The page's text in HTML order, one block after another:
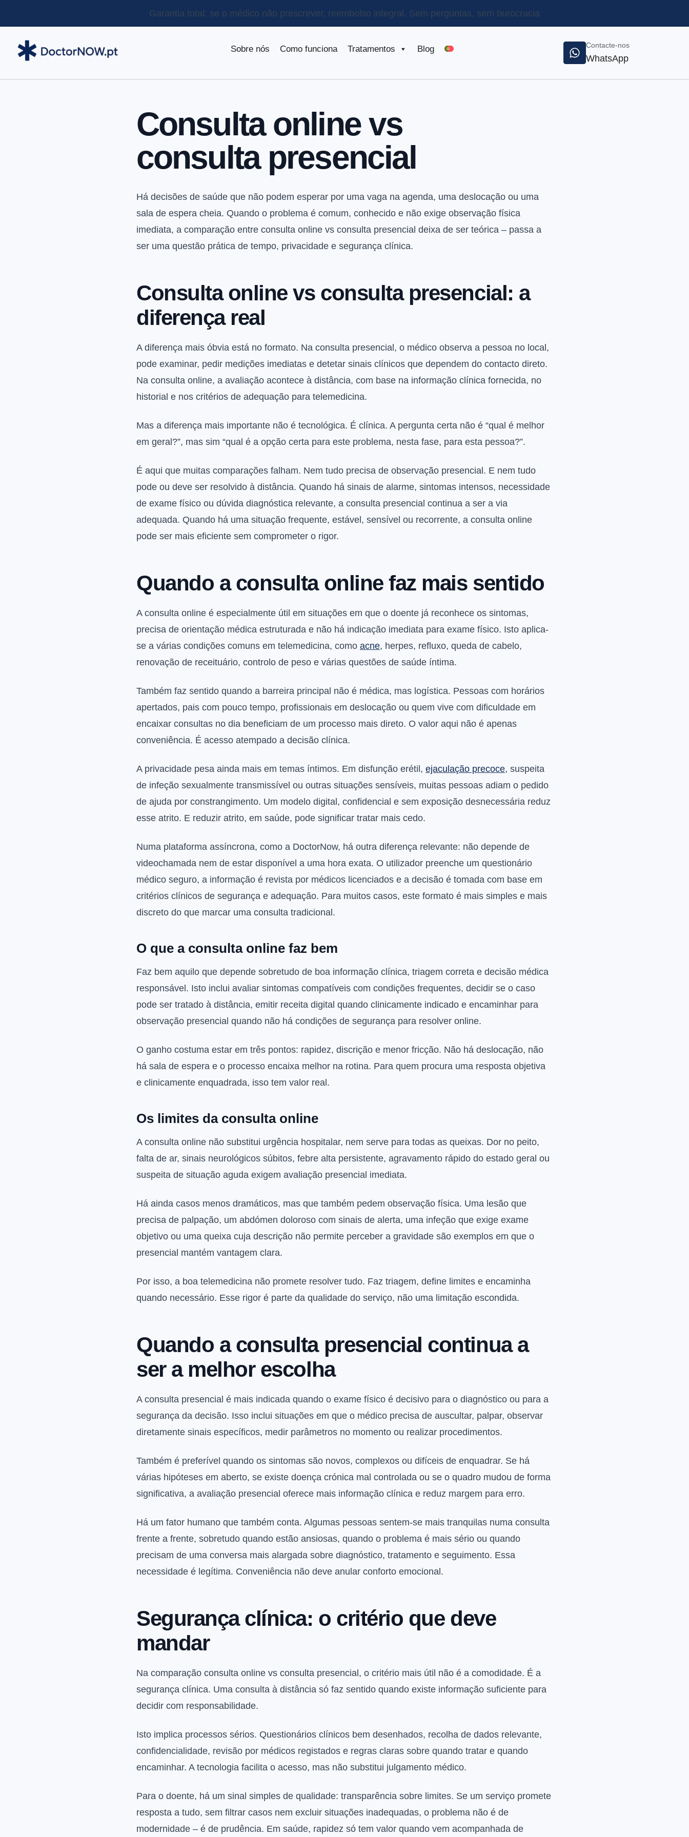
Garantia total: se o médico não prescrever, reembolso integral. Sem perguntas, sem burocracia
Sobre nós Como funciona Tratamentos Blog Contacte-nos
WhatsApp
Consulta online vs
consulta presencial
Há decisões de saúde que não podem esperar por uma vaga na agenda, uma deslocação ou uma
sala de espera cheia. Quando o problema é comum, conhecido e não exige observação física
imediata, a comparação entre consulta online vs consulta presencial deixa de ser teórica – passa a
ser uma questão prática de tempo, privacidade e segurança clínica.
Consulta online vs consulta presencial: a
diferença real
A diferença mais óbvia está no formato. Na consulta presencial, o médico observa a pessoa no local,
pode examinar, pedir medições imediatas e detetar sinais clínicos que dependem do contacto direto.
Na consulta online, a avaliação acontece à distância, com base na informação clínica fornecida, no
historial e nos critérios de adequação para telemedicina.
Mas a diferença mais importante não é tecnológica. É clínica. A pergunta certa não é “qual é melhor
em geral?”, mas sim “qual é a opção certa para este problema, nesta fase, para esta pessoa?”.
É aqui que muitas comparações falham. Nem tudo precisa de observação presencial. E nem tudo
pode ou deve ser resolvido à distância. Quando há sinais de alarme, sintomas intensos, necessidade
de exame físico ou dúvida diagnóstica relevante, a consulta presencial continua a ser a via
adequada. Quando há uma situação frequente, estável, sensível ou recorrente, a consulta online
pode ser mais eficiente sem comprometer o rigor.
Quando a consulta online faz mais sentido
A consulta online é especialmente útil em situações em que o doente já reconhece os sintomas,
precisa de orientação médica estruturada e não há indicação imediata para exame físico. Isto aplica-
se a várias condições comuns em telemedicina, como acne, herpes, refluxo, queda de cabelo,
renovação de receituário, controlo de peso e várias questões de saúde íntima.
Também faz sentido quando a barreira principal não é médica, mas logística. Pessoas com horários
apertados, pais com pouco tempo, profissionais em deslocação ou quem vive com dificuldade em
encaixar consultas no dia beneficiam de um processo mais direto. O valor aqui não é apenas
conveniência. É acesso atempado a decisão clínica.
A privacidade pesa ainda mais em temas íntimos. Em disfunção erétil, ejaculação precoce, suspeita
de infeção sexualmente transmissível ou outras situações sensíveis, muitas pessoas adiam o pedido
de ajuda por constrangimento. Um modelo digital, confidencial e sem exposição desnecessária reduz
esse atrito. E reduzir atrito, em saúde, pode significar tratar mais cedo.
Numa plataforma assíncrona, como a DoctorNow, há outra diferença relevante: não depende de
videochamada nem de estar disponível a uma hora exata. O utilizador preenche um questionário
médico seguro, a informação é revista por médicos licenciados e a decisão é tomada com base em
critérios clínicos de segurança e adequação. Para muitos casos, este formato é mais simples e mais
discreto do que marcar uma consulta tradicional.
O que a consulta online faz bem
Faz bem aquilo que depende sobretudo de boa informação clínica, triagem correta e decisão médica
responsável. Isto inclui avaliar sintomas compatíveis com condições frequentes, decidir se o caso
pode ser tratado à distância, emitir receita digital quando clinicamente indicado e encaminhar para
observação presencial quando não há condições de segurança para resolver online.
O ganho costuma estar em três pontos: rapidez, discrição e menor fricção. Não há deslocação, não
há sala de espera e o processo encaixa melhor na rotina. Para quem procura uma resposta objetiva
e clinicamente enquadrada, isso tem valor real.
Os limites da consulta online
A consulta online não substitui urgência hospitalar, nem serve para todas as queixas. Dor no peito,
falta de ar, sinais neurológicos súbitos, febre alta persistente, agravamento rápido do estado geral ou
suspeita de situação aguda exigem avaliação presencial imediata.
Há ainda casos menos dramáticos, mas que também pedem observação física. Uma lesão que
precisa de palpação, um abdómen doloroso com sinais de alerta, uma infeção que exige exame
objetivo ou uma queixa cuja descrição não permite perceber a gravidade são exemplos em que o
presencial mantém vantagem clara.
Por isso, a boa telemedicina não promete resolver tudo. Faz triagem, define limites e encaminha
quando necessário. Esse rigor é parte da qualidade do serviço, não uma limitação escondida.
Quando a consulta presencial continua a
ser a melhor escolha
A consulta presencial é mais indicada quando o exame físico é decisivo para o diagnóstico ou para a
segurança da decisão. Isso inclui situações em que o médico precisa de auscultar, palpar, observar
diretamente sinais específicos, medir parâmetros no momento ou realizar procedimentos.
Também é preferível quando os sintomas são novos, complexos ou difíceis de enquadrar. Se há
várias hipóteses em aberto, se existe doença crónica mal controlada ou se o quadro mudou de forma
significativa, a avaliação presencial oferece mais informação clínica e reduz margem para erro.
Há um fator humano que também conta. Algumas pessoas sentem-se mais tranquilas numa consulta
frente a frente, sobretudo quando estão ansiosas, quando o problema é mais sério ou quando
precisam de uma conversa mais alargada sobre diagnóstico, tratamento e seguimento. Essa
necessidade é legítima. Conveniência não deve anular conforto emocional.
Segurança clínica: o critério que deve
mandar
Na comparação consulta online vs consulta presencial, o critério mais útil não é a comodidade. É a
segurança clínica. Uma consulta à distância só faz sentido quando existe informação suficiente para
decidir com responsabilidade.
Isto implica processos sérios. Questionários clínicos bem desenhados, recolha de dados relevante,
confidencialidade, revisão por médicos registados e regras claras sobre quando tratar e quando
encaminhar. A tecnologia facilita o acesso, mas não substitui julgamento médico.
Para o doente, há um sinal simples de qualidade: transparência sobre limites. Se um serviço promete
resposta a tudo, sem filtrar casos nem excluir situações inadequadas, o problema não é de
modernidade – é de prudência. Em saúde, rapidez só tem valor quando vem acompanhada de